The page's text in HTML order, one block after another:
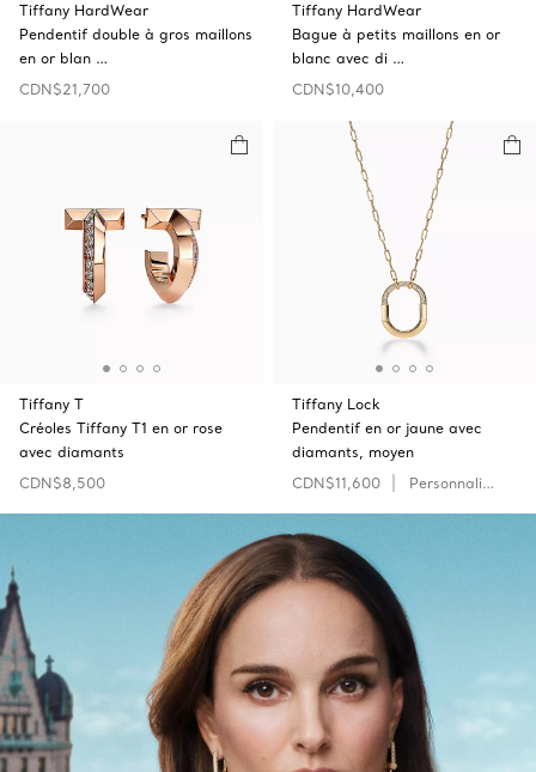
Tiffany HardWear
Pendentif double à gros maillons
en or blan …
CDN$21,700
Tiffany HardWear
Bague à petits maillons en or
blanc avec di …
CDN$10,400
Tiffany T
Créoles Tiffany T1 en or rose
avec diamants
CDN$8,500
Tiffany Lock
Pendentif en or jaune avec
diamants, moyen
CDN$11,600
Personnaliser